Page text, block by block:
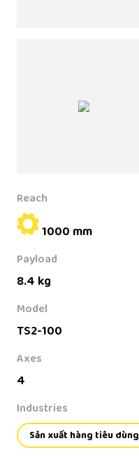
Reach
1000 mm
Payload
8.4 kg
Model
TS2-100
Axes
4
Industries
Sản xuất hàng tiêu dùng